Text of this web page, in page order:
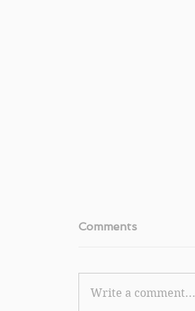
Comments
Write a comment...